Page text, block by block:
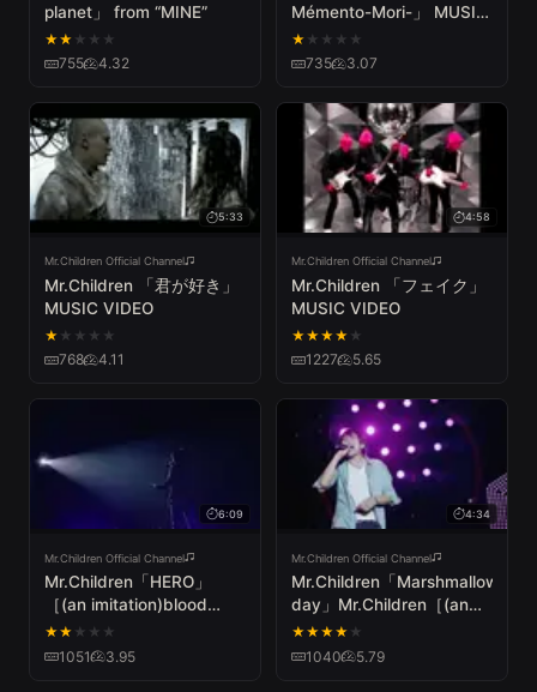
planet」 from “MINE”
★★ ★ ★ ★
755 4.32
Mémento-Mori-」 MUSIC
VIDEO
★ ★ ★ ★ ★
735 3.07
5:33
Mr.Children Official Channel
Mr.Children 「君が好き」
MUSIC VIDEO
★ ★ ★ ★ ★
768 4.11
4:58
Mr.Children Official Channel
Mr.Children 「フェイク」
MUSIC VIDEO
★★★★ ★
1227 5.65
6:09
Mr.Children Official Channel
Mr.Children「HERO」
［(an imitation)blood
orange］Tour2013 Live
★★ ★ ★ ★
1051 3.95
4:34
Mr.Children Official Channel
Mr.Children「Marshmallow
day」Mr.Children［(an
imitation) blood orange］
Tour
★★★★ ★
1040 5.79